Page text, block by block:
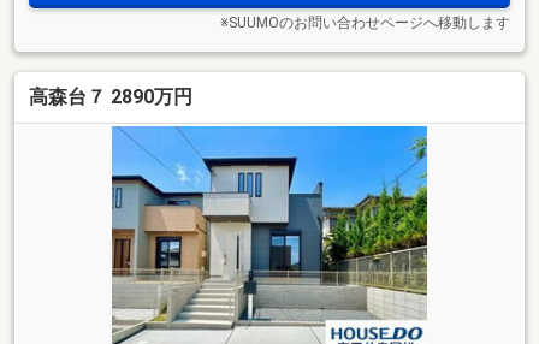
※SUUMOのお問い合わせページへ移動します
高森台７ 2890万円